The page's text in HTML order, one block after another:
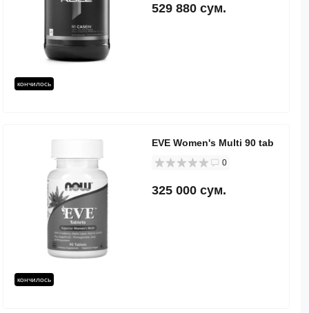
кончилось
529 880 сум.
кончилось
EVE Women's Multi 90 tab
0
325 000 сум.